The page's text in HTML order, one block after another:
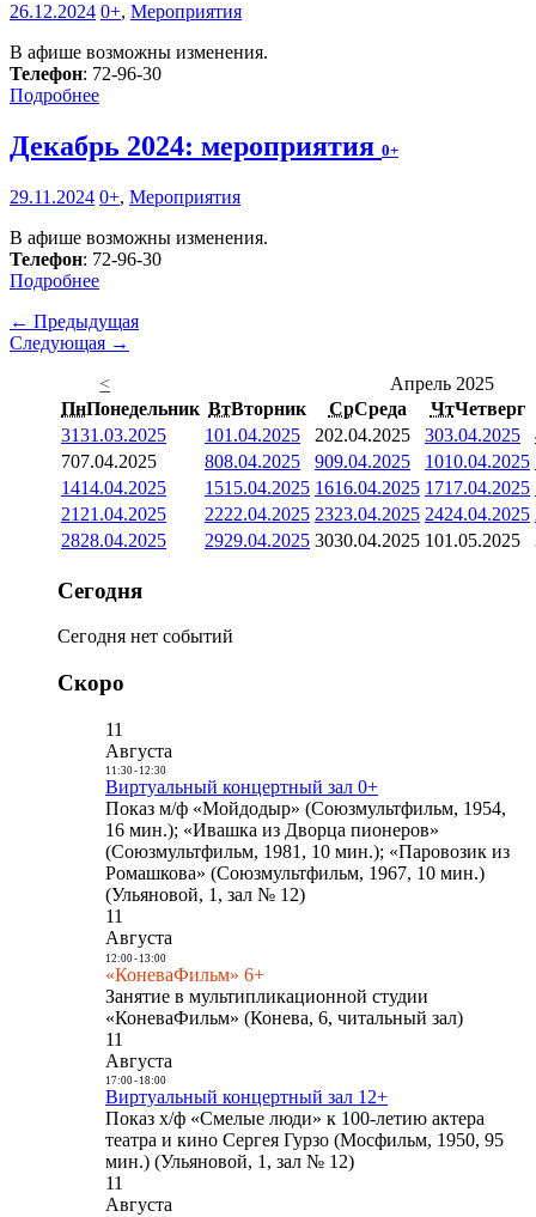
26.12.2024 0+, Мероприятия
В афише возможны изменения.
Телефон: 72-96-30
Подробнее
Декабрь 2024: мероприятия 0+
29.11.2024 0+, Мероприятия
В афише возможны изменения.
Телефон: 72-96-30
Подробнее
← Предыдущая
Следующая →
<
Апрель 2025
ПнПонедельник ВтВторник СрСреда ЧтЧетверг
3131.03.2025 101.04.2025 202.04.2025 303.04.2025
707.04.2025 808.04.2025 909.04.2025 1010.04.2025
1414.04.2025 1515.04.2025 1616.04.2025 1717.04.2025
21 21.04.2025 2222.04.2025 2323.04.2025 2424.04.2025
2828.04.2025 2929.04.2025 3030.04.2025 101.05.2025
Сегодня
Сегодня нет событий
Скоро
11
Августа
11:30- 12:30
Виртуальный концертный зал 0+
Показ м/ф «Мойдодыр» (Союзмультфильм, 1954,
16 мин.); «Ивашка из Дворца пионеров»
(Союзмультфильм, 1981, 10 мин.); «Паровозик из
Ромашкова» (Союзмультфильм, 1967, 10 мин.)
(Ульяновой, 1, зал № 12)
11
Августа
12:00- 13:00
«КоневаФильм» 6+
Занятие в мультипликационной студии
«КоневаФильм» (Конева, 6, читальный зал)
11
Августа
17:00- 18:00
Виртуальный концертный зал 12+
Показ х/ф «Смелые люди» к 100-летию актера
театра и кино Сергея Гурзо (Мосфильм, 1950, 95
мин.) (Ульяновой, 1, зал № 12)
11
Августа